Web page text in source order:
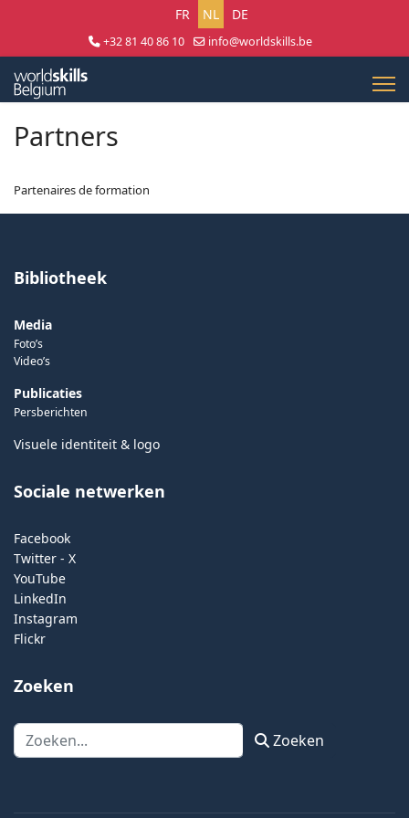
Selecteer uw taal
FR NL DE
+32 81 40 86 10
info@worldskills.be
Partners
Partenaires de formation
Bibliotheek
Media
Foto’s
Video’s
Publicaties
Persberichten
Visuele identiteit & logo
Sociale netwerken
Facebook
Twitter - X
YouTube
LinkedIn
Instagram
Flickr
Zoeken
Zoeken Zoeken